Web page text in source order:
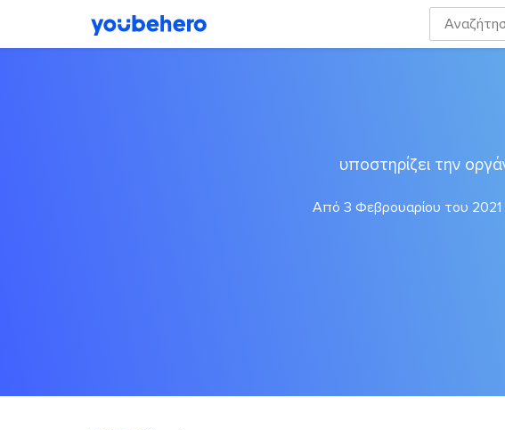
υποστηρίζει την
Από 3 Φεβρουαρίου του 2021